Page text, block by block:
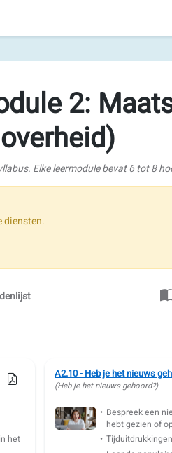
2:
Elke leermodule bevat 6 tot 8
diensten.
het
A2.10 - Heb je het nieuws
(Heb je het nieuws gehoord?)
Bespreek een
hebt gezien of